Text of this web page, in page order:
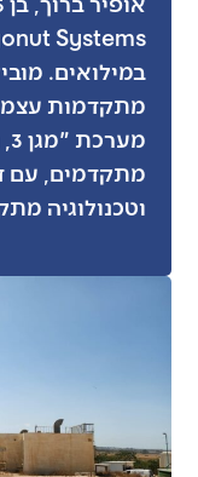
במילואים.
מתקדמות
מתקדמים, עם
וטכנולוגיה